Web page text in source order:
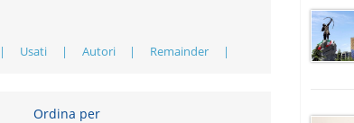
Usati Autori Remainder
Ordina per